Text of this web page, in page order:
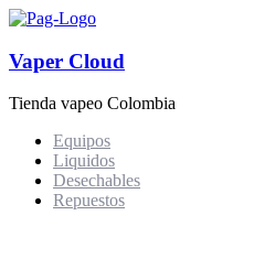
Vaper Cloud
Tienda vapeo Colombia
Equipos
Liquidos
Desechables
Repuestos